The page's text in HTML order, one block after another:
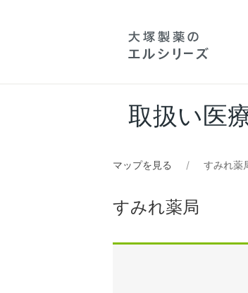
取扱い医
マップを見る すみれ薬
すみれ薬局